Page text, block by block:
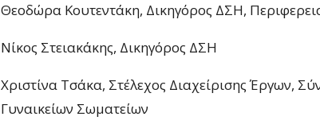
Θεοδώρα Κουτεντάκη, Δικηγόρος ΔΣΗ,
Νίκος Στειακάκης, Δικηγόρος ΔΣΗ
Χριστίνα Τσάκα, Στέλεχος Διαχείρισης Έργων,
Γυναικείων Σωματείων